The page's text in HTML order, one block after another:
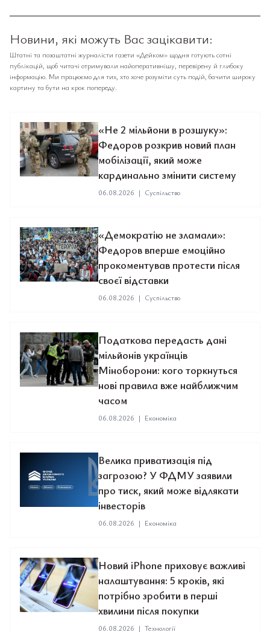
Новини, які можуть Вас зацікавити:
Штатні та позаштатні журналісти газети «Дейком» щодня готують сотні
публікацій, щоб читачі отримували найоперативнішу, перевірену й глибоку
інформацію. Ми працюємо для тих, хто хоче розуміти суть подій, бачити широку
картину та бути на крок попереду.
«Не 2 мільйони в розшуку»:
Федоров розкрив новий план
мобілізації, який може
кардинально змінити систему
06.08.2026 | Суспільство
«Демократію не зламали»:
Федоров вперше емоційно
прокоментував протести після
своєї відставки
06.08.2026 | Суспільство
Податкова передасть дані
мільйонів українців
Міноборони: кого торкнуться
нові правила вже найближчим
часом
06.08.2026 | Економіка
Велика приватизація під
загрозою? У ФДМУ заявили
про тиск, який може відлякати
інвесторів
06.08.2026 | Економіка
Новий iPhone приховує важливі
налаштування: 5 кроків, які
потрібно зробити в перші
хвилини після покупки
06.08.2026 | Технології